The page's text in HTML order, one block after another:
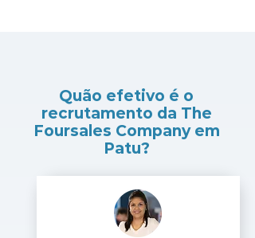
Quão efetivo é o
recrutamento da The
Foursales Company em
Patu?